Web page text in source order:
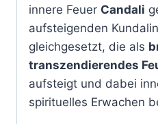
innere Feuer Candali
aufsteigenden
gleichgesetzt, die als
transzendierendes
aufsteigt und dabei
spirituelles Erwachen